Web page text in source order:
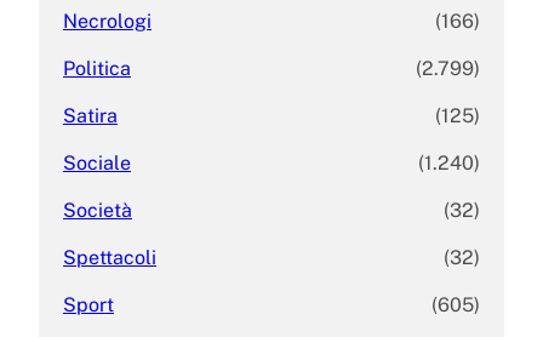
Necrologi (166)
Politica (2.799)
Satira (125)
Sociale (1.240)
Società (32)
Spettacoli (32)
Sport (605)